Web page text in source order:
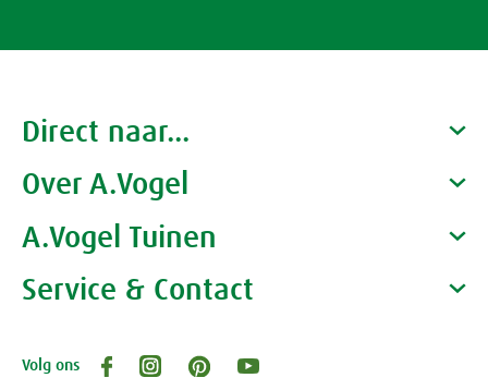
Direct naar...
Producten
Gezondheidscoaches
Over A.Vogel
Alfred Vogel
Waarom A.Vogel kiezen
A.Vogel Tuinen
Over A.Vogel tuinen
Openingstijden, route en adres
Service & Contact
Klantenservice webwinkel
Volg ons